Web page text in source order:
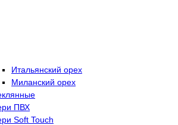
Итальянский орех
Миланский орех
ПВХ
Soft Touch